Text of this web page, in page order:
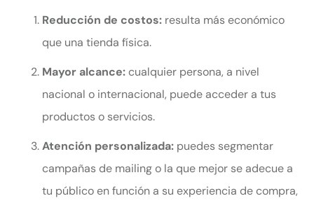
Reducción de costos: resulta más económico
que una tienda física.
Mayor alcance:cualquier persona, a nivel
nacional o internacional, puede acceder a tus
productos o servicios.
Atención personalizada: puedes segmentar
campañas de mailing o la que mejor se adecue a
tu público en función a su experiencia de compra,